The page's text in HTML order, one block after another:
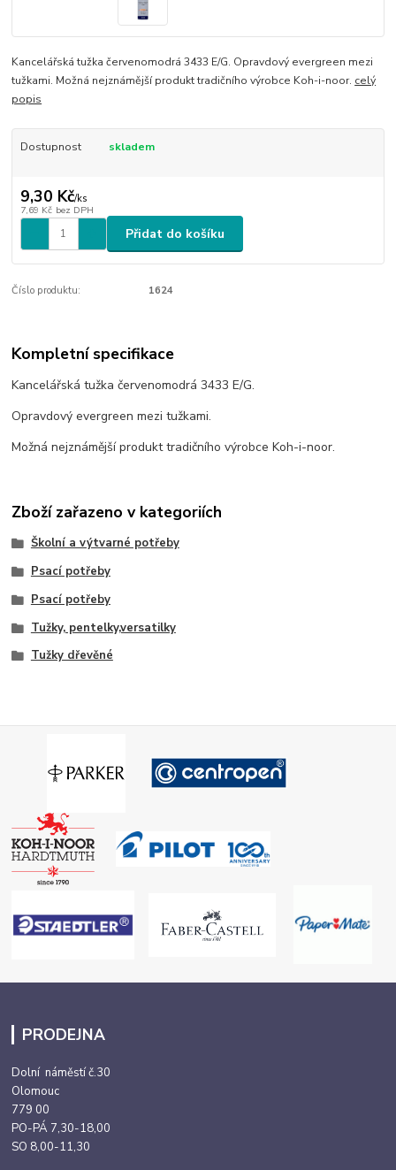
Kancelářská tužka červenomodrá 3433 E/G. Opravdový evergreen mezi
tužkami. Možná nejznámější produkt tradičního výrobce Koh-i-noor. celý
popis
Dostupnost skladem
9,30 Kč/ks
7,69 Kč bez DPH
Přidat do košíku
Číslo produktu: 1624
Kompletní specifikace
Kancelářská tužka červenomodrá 3433 E/G.
Opravdový evergreen mezi tužkami.
Možná nejznámější produkt tradičního výrobce Koh-i-noor.
Zboží zařazeno v kategoriích
Školní a výtvarné potřeby
Psací potřeby
Psací potřeby
Tužky, pentelky,versatilky
Tužky dřevěné
PRODEJNA
Dolní náměstí č.30
Olomouc
779 00
PO-PÁ 7,30-18,00
SO 8,00-11,30